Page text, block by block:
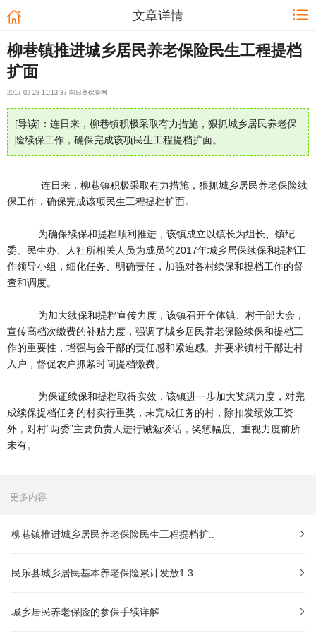
文章详情
柳巷镇推进城乡居民养老保险民生工程提档
扩面
2017-02-28 11:13:37 向日葵保险网
[导读]：连日来，柳巷镇积极采取有力措施，狠抓城乡居民养老保
险续保工作，确保完成该项民生工程提档扩面。
连日来，柳巷镇积极采取有力措施，狠抓城乡居民养老保险续
保工作，确保完成该项民生工程提档扩面。
为确保续保和提档顺利推进，该镇成立以镇长为组长、镇纪
委、民生办、人社所相关人员为成员的2017年城乡居保续保和提档工
作领导小组，细化任务、明确责任，加强对各村续保和提档工作的督
查和调度。
为加大续保和提档宣传力度，该镇召开全体镇、村干部大会，
宣传高档次缴费的补贴力度，强调了城乡居民养老保险续保和提档工
作的重要性，增强与会干部的责任感和紧迫感。并要求镇村干部进村
入户，督促农户抓紧时间提档缴费。
为保证续保和提档取得实效，该镇进一步加大奖惩力度，对完
成续保提档任务的村实行重奖，未完成任务的村，除扣发绩效工资
外，对村“两委”主要负责人进行诫勉谈话，奖惩幅度、重视力度前所
未有。
更多内容
柳巷镇推进城乡居民养老保险民生工程提档扩..
民乐县城乡居民基本养老保险累计发放1.3..
城乡居民养老保险的参保手续详解